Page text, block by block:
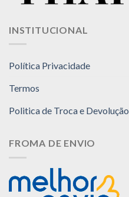
INSTITUCIONAL
Política Privacidade
Termos
Politica de Troca e Devolução
FROMA DE ENVIO